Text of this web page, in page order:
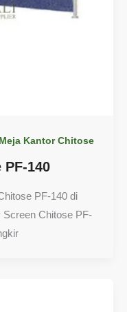
Meja Kantor Chitose
140
PF-140 di
Chitose PF-